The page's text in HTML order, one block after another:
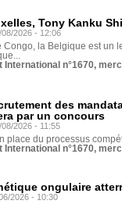
Tony Kanku
08/2026 - 12:06
Congo, la Belgique est un
International n°1670,
des
par un concours
2026 - 11:55
place du processus
International n°1670,
ongulaire
2026 - 10:30